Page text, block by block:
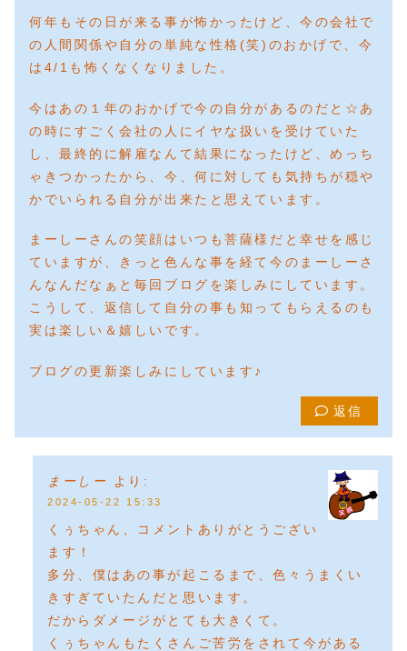
何年もその日が来る事が怖かったけど、今の会社で
の人間関係や自分の単純な性格(笑)のおかげで、今
は4/1も怖くなくなりました。
今はあの１年のおかげで今の自分があるのだと☆あ
の時にすごく会社の人にイヤな扱いを受けていた
し、最終的に解雇なんて結果になったけど、めっち
ゃきつかったから、今、何に対しても気持ちが穏や
かでいられる自分が出来たと思えています。
まーしーさんの笑顔はいつも菩薩様だと幸せを感じ
ていますが、きっと色んな事を経て今のまーしーさ
んなんだなぁと毎回ブログを楽しみにしています。
こうして、返信して自分の事も知ってもらえるのも
実は楽しい＆嬉しいです。
ブログの更新楽しみにしています♪
返信
まーしー より:
2024-05-22 15:33
くぅちゃん、コメントありがとうござい
ます！
多分、僕はあの事が起こるまで、色々うまくい
きすぎていたんだと思います。
だからダメージがとても大きくて。
くぅちゃんもたくさんご苦労をされて今がある